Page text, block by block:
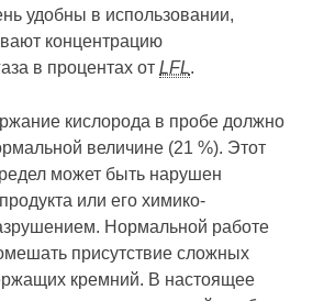
удобны в использовании,
концентрацию
в процентах отLFL.
кислорода в пробе должно
величине (21 %). Этот
может быть нарушен
или его химико-
Нормальной работе
присутствие сложных
кремний. В настоящее